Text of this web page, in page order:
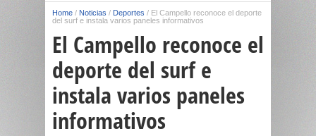
Home / Noticias / Deportes / El Campello reconoce el deporte
del surf e instala varios paneles informativos
El Campello reconoce el
deporte del surf e
instala varios paneles
informativos